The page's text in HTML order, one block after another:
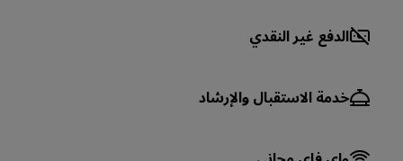
الدفع غير النقدي
خدمة الاستقبال والإرشاد